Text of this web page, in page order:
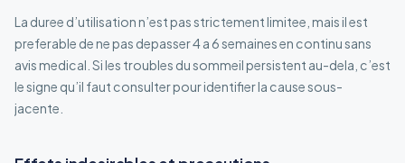
La duree d’utilisation n’est pas strictement limitee, mais il est
preferable de ne pas depasser 4 a 6 semaines en continu sans
avis medical. Si les troubles du sommeil persistent au-dela, c’est
le signe qu’il faut consulter pour identifier la cause sous-
jacente.